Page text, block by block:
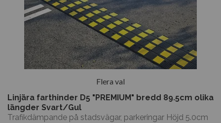
Flera val
Linjära farthinder D5 "PREMIUM" bredd 89.5cm olika
längder Svart/Gul
Trafikdämpande på stadsvägar, parkeringar Höjd 5.0cm